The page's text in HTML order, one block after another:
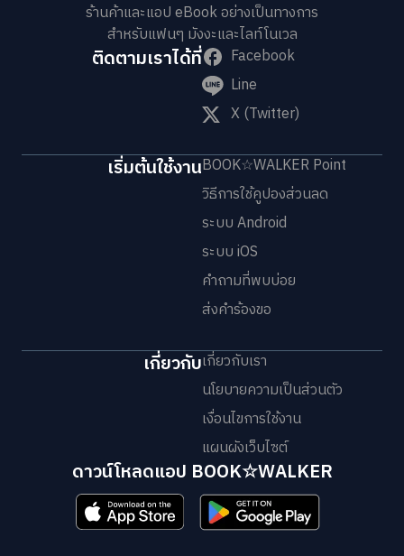
ร้านค้าและแอป eBook อย่างเป็นทางการ
สำหรับแฟนๆ มังงะและไลท์โนเวล
ติดตามเราได้ที่
Facebook
Line
X (Twitter)
เริ่มต้นใช้งานBOOK☆WALKER Point
วิธีการใช้คูปองส่วนลด
ระบบ Android
ระบบ iOS
คำถามที่พบบ่อย
ส่งคำร้องขอ
เกี่ยวกับเกี่ยวกับเรา
นโยบายความเป็นส่วนตัว
เงื่อนไขการใช้งาน
แผนผังเว็บไซต์
ดาวน์โหลดแอป BOOK☆WALKER